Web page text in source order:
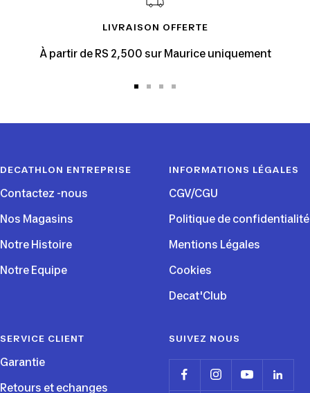
LIVRAISON OFFERTE
À partir de RS 2,500 sur Maurice uniquement
DECATHLON ENTREPRISE
Contactez -nous
Nos Magasins
Notre Histoire
Notre Equipe
INFORMATIONS LÉGALES
CGV/CGU
Politique de confidentialité
Mentions Légales
Cookies
Decat'Club
SERVICE CLIENT
Garantie
Retours et echanges
SUIVEZ NOUS